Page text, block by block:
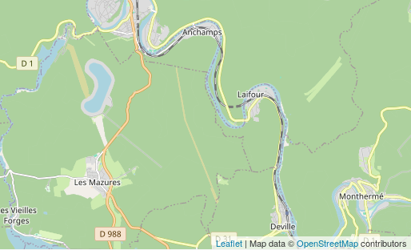
Leaflet | Map data ©OpenStreetMapcontributors